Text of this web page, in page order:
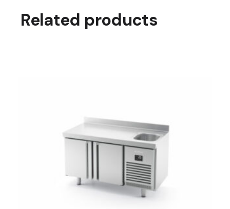
Related products